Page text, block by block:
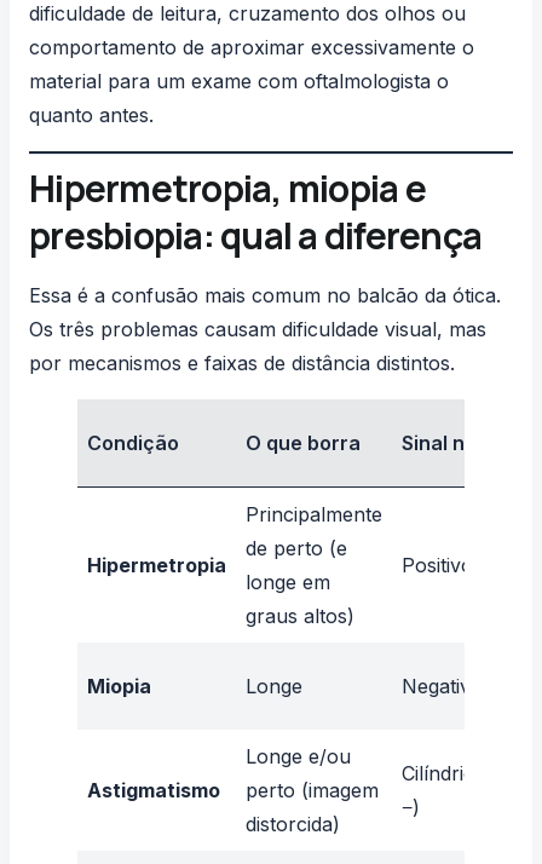
dificuldade de leitura, cruzamento dos olhos ou
comportamento de aproximar excessivamente o
material para um exame com oftalmologista o
quanto antes.
Hipermetropia, miopia e
presbiopia: qual a diferença
Essa é a confusão mais comum no balcão da ótica.
Os três problemas causam dificuldade visual, mas
por mecanismos e faixas de distância distintos.
Condição O que borra Sinal na
Hipermetropia
Principalmente
de perto (e
longe em
graus altos)
Positivo (+)
Miopia Longe Negativo (−)
Astigmatismo
Longe e/ou
perto (imagem
distorcida)
Cilíndrico (+ ou
−)